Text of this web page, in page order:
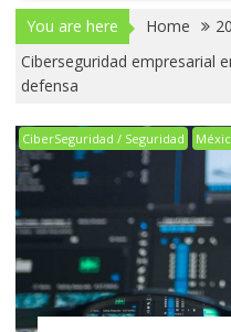
You are here Home
Ciberseguridad empresarial
defensa
CiberSeguridad / Seguridad